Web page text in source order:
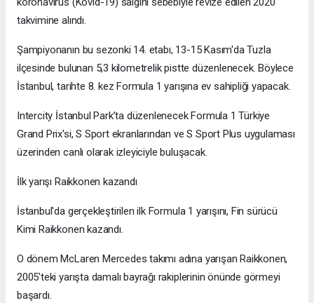
takvimine alındı.
Şampiyonanın bu sezonki 14. etabı, 13-15 Kasım'da Tuzla
ilçesinde bulunan 5,3 kilometrelik pistte düzenlenecek. Böylece
İstanbul, tarihte 8. kez Formula 1 yarışına ev sahipliği yapacak.
Intercity İstanbul Park’ta düzenlenecek Formula 1 Türkiye
Grand Prix'si, S Sport ekranlarından ve S Sport Plus uygulaması
üzerinden canlı olarak izleyiciyle buluşacak.
İlk yarışı Raikkonen kazandı
İstanbul'da gerçekleştirilen ilk Formula 1 yarışını, Fin sürücü
Kimi Raikkonen kazandı.
O dönem McLaren Mercedes takımı adına yarışan Raikkonen,
2005'teki yarışta damalı bayrağı rakiplerinin önünde görmeyi
başardı.